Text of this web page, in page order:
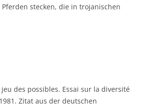
stecken, die in trojanischen
jeu des possibles. Essai sur la diversité
Zitat aus der deutschen